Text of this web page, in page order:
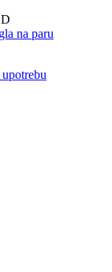
na paru